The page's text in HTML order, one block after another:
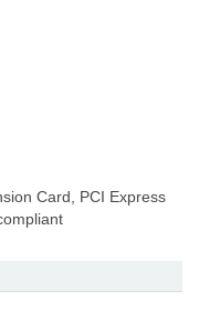
Card, PCI Express